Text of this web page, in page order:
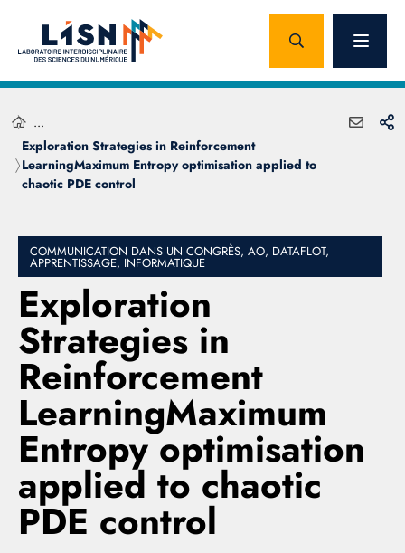
...
Exploration Strategies in Reinforcement
LearningMaximum Entropy optimisation applied to
chaotic PDE control
COMMUNICATION DANS UN CONGRÈS, AO, DATAFLOT,
APPRENTISSAGE, INFORMATIQUE
Exploration
Strategies in
Reinforcement
LearningMaximum
Entropy optimisation
applied to chaotic
PDE control